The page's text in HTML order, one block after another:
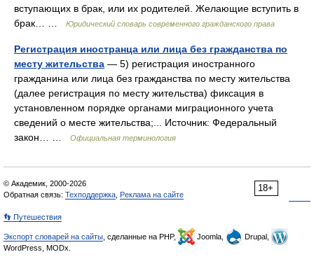
вступающих в брак, или их родителей. Желающие вступить в
брак… …
Юридический словарь современного гражданского права
Регистрация иностранца или лица без гражданства по
месту жительства — 5) регистрация иностранного
гражданина или лица без гражданства по месту жительства
(далее регистрация по месту жительства) фиксация в
установленном порядке органами миграционного учета
сведений о месте жительства;... Источник: Федеральный
закон… …
Официальная терминология
18+
© Академик, 2000-2026
Обратная связь: Техподдержка Реклама на сайте
👣 Путешествия
Экспорт словарей на сайты , сделанные на PHP, Joomla,
Drupal,
WordPress, MODx.